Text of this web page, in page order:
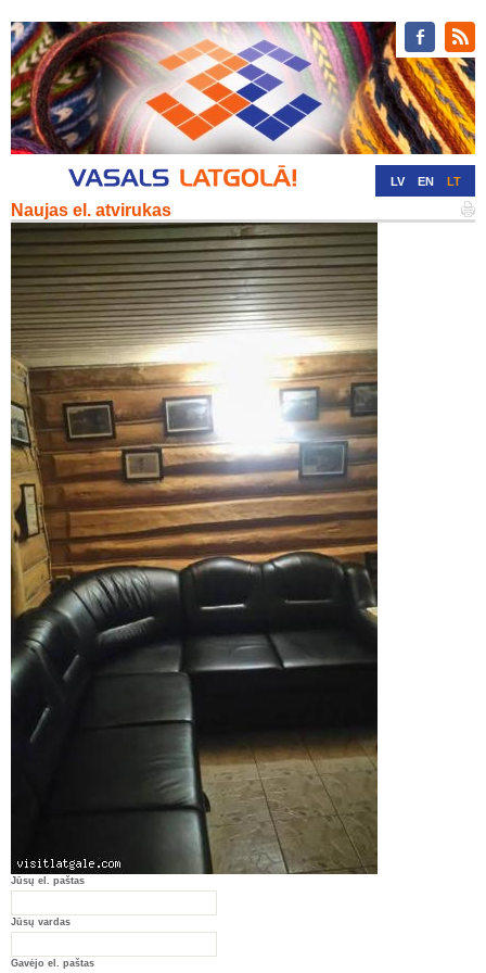
LV EN LT
Naujas el. atvirukas
Jūsų el. paštas
Jūsų vardas
Gavėjo el. paštas